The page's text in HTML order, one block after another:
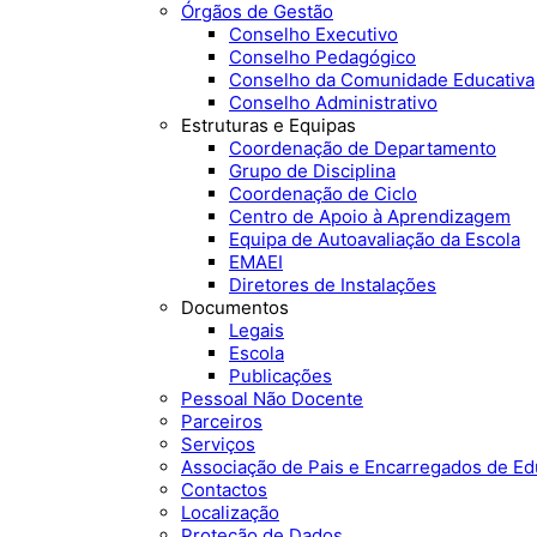
Órgãos de Gestão
Conselho Executivo
Conselho Pedagógico
Conselho da Comunidade Educativa
Conselho Administrativo
Estruturas e Equipas
Coordenação de Departamento
Grupo de Disciplina
Coordenação de Ciclo
Centro de Apoio à Aprendizagem
Equipa de Autoavaliação da Escola
EMAEI
Diretores de Instalações
Documentos
Legais
Escola
Publicações
Pessoal Não Docente
Parceiros
Serviços
Associação de Pais e Encarregados de
Contactos
Localização